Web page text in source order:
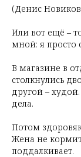
(Денис
Или вот ещё –
мной: я просто
В магазине в
столкнулись
другой –
дела.
Потом
Жена не
поддалкивает.